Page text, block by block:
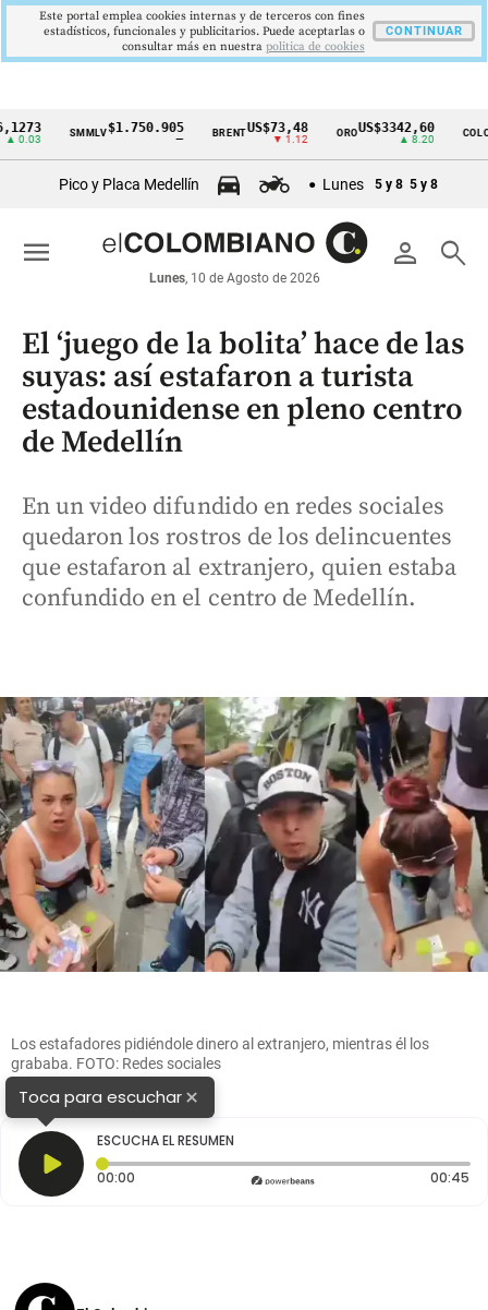
Cintillo
económicos
Colombia
SMMLV$1.750.905 BRENT US$73,48
▼ 1.12
ORO US$3342,60 COLCAP
Pico y Placa Medellín Lunes 5 y 8 5 y 8
person search
Lunes, 10 de Agosto de 2026
menu
El ‘juego de la bolita’ hace de las
suyas: así estafaron a turista
estadounidense en pleno centro
de Medellín
En un video difundido en redes sociales
quedaron los rostros de los delincuentes
que estafaron al extranjero, quien estaba
confundido en el centro de Medellín.
Los estafadores pidiéndole dinero al extranjero, mientras él los
grababa. FOTO: Redes sociales
Toca para escuchar×
ESCUCHA EL RESUMEN
00:00 Tiempo transcurrido: 0 segundos 00:45
Este portal emplea cookies internas y de terceros con fines
estadísticos, funcionales y publicitarios. Puede aceptarlas o
consultar más en nuestra politica de cookies
CONTINUAR